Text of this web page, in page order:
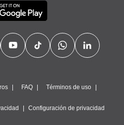
FAQ Términos de uso
Configuración de privacidad